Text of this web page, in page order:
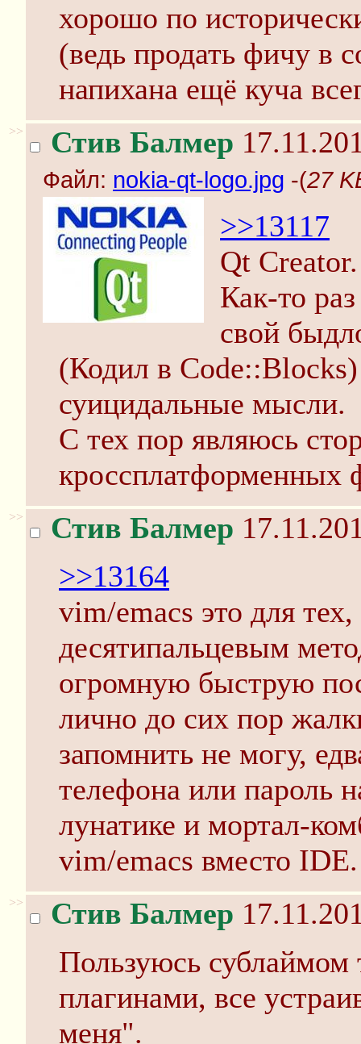
хорошо по
(ведь продать фичу в
напихана ещё куча
>> Стив Балмер
Файл: nokia-qt-logo.jpg -(27
>>13117
Qt Creator.
Как-то
свой
(Кодил в Code::Blocks)
суицидальные мысли.
С тех пор являюсь
кроссплатформенных
>> Стив Балмер
>>13164
vim/emacs это для
десятипальцевым
огромную быструю
лично до сих пор
запомнить не могу,
телефона или пароль
лунатике и мортал-
vim/emacs вместо IDE.
>> Стив Балмер
Пользуюсь
плагинами, все
меня".